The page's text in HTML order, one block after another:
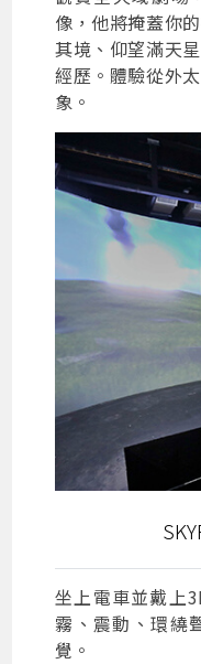
像，他將掩蓋你
其境、仰望滿天
經歷。體驗從外
象。
坐上電車並戴上
霧、震動、環繞
覺。